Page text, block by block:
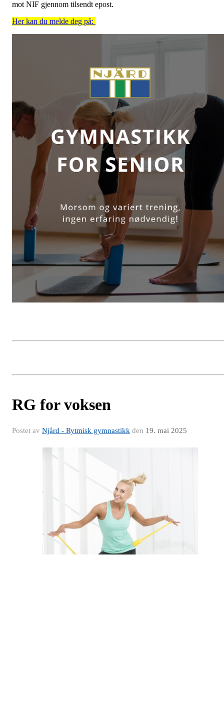
mot NIF gjennom tilsendt epost.
Her kan du melde deg på:
RG for voksen
Postet av Njård - Rytmisk gymnastikk den 19. mai 2025